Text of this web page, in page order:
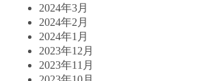
2024年3月
2024年2月
2024年1月
2023年12月
2023年11月